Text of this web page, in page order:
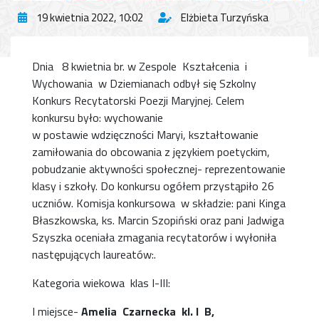
19 kwietnia 2022, 10:02 Elżbieta Turzyńska
Dnia 8 kwietnia br. w Zespole Kształcenia i
Wychowania w Dziemianach odbył się Szkolny
Konkurs Recytatorski Poezji Maryjnej. Celem
konkursu było: wychowanie
w postawie wdzięczności Maryi, kształtowanie
zamiłowania do obcowania z językiem poetyckim,
pobudzanie aktywności społecznej- reprezentowanie
klasy i szkoły. Do konkursu ogółem przystąpiło 26
uczniów. Komisja konkursowa w składzie: pani Kinga
Błaszkowska, ks. Marcin Szopiński oraz pani Jadwiga
Szyszka oceniała zmagania recytatorów i wyłoniła
następujących laureatów:.
Kategoria wiekowa klas I-III:
I miejsce- Amelia Czarnecka kl. I B,